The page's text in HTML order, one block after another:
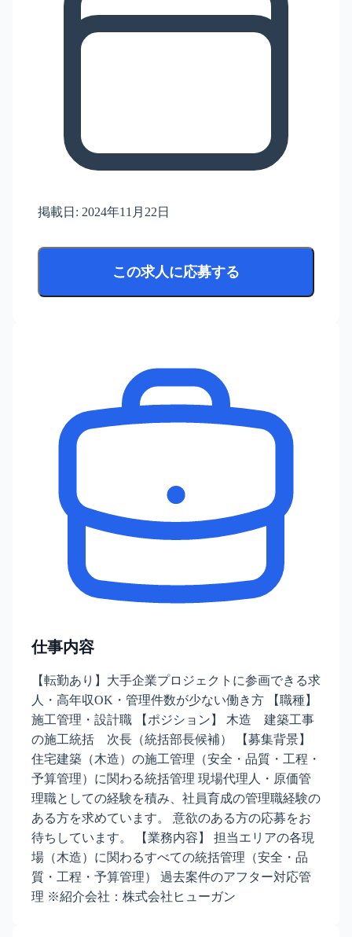
掲載日: 2024年11月22日
この求人に応募する
仕事内容
【転勤あり】大手企業プロジェクトに参画できる求
人・高年収OK・管理件数が少ない働き方 【職種】
施工管理・設計職 【ポジション】 木造 建築工事
の施工統括 次長（統括部長候補） 【募集背景】
住宅建築（木造）の施工管理（安全・品質・工程・
予算管理）に関わる統括管理 現場代理人・原価管
理職としての経験を積み、社員育成の管理職経験の
ある方を求めています。 意欲のある方の応募をお
待ちしています。 【業務内容】 担当エリアの各現
場（木造）に関わるすべての統括管理（安全・品
質・工程・予算管理） 過去案件のアフター対応管
理 ※紹介会社：株式会社ヒューガン